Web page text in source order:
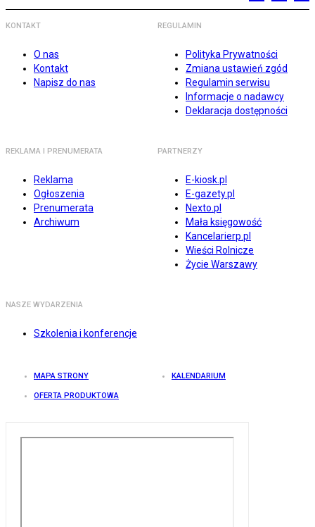
KONTAKT
O nas
Kontakt
Napisz do nas
REGULAMIN
Polityka Prywatności
Zmiana ustawień zgód
Regulamin serwisu
Informacje o nadawcy
Deklaracja dostępności
REKLAMA I PRENUMERATA
Reklama
Ogłoszenia
Prenumerata
Archiwum
PARTNERZY
E-kiosk.pl
E-gazety.pl
Nexto.pl
Mała księgowość
Kancelarierp.pl
Wieści Rolnicze
Życie Warszawy
NASZE WYDARZENIA
Szkolenia i konferencje
MAPA STRONY KALENDARIUM
OFERTA PRODUKTOWA